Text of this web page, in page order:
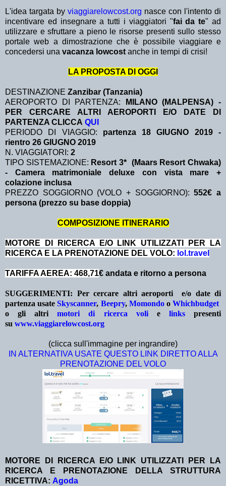
L'idea targata by viaggiarelowcost.org nasce con l'intento di
incentivare ed insegnare a tutti i viaggiatori "fai da te" ad
utilizzare e sfruttare a pieno le risorse presenti sullo stesso
portale web a dimostrazione che è possibile viaggiare e
concedersi una vacanza lowcost anche in tempi di crisi!
LA PROPOSTA DI OGGI
DESTINAZIONE Zanzibar (Tanzania)
AEROPORTO DI PARTENZA:
MILANO (MALPENSA) -
PER CERCARE ALTRI AEROPORTI E/O DATE DI
PARTENZA CLICCA QUI
PERIODO DI VIAGGIO: partenza 18 GIUGNO 2019 -
rientro 26 GIUGNO 2019
N. VIAGGIATORI: 2
TIPO SISTEMAZIONE: Resort 3* (Maars Resort Chwaka)
- Camera matrimoniale deluxe con vista mare +
colazione inclusa
PREZZO SOGGIORNO (VOLO + SOGGIORNO):552€ a
persona (prezzo su base doppia)
COMPOSIZIONE ITINERARIO
MOTORE DI RICERCA E/O LINK UTILIZZATI PER LA
RICERCA E LA PRENOTAZIONE DEL VOLO: lol.travel
TARIFFA AEREA: 468,71€ andata e ritorno a persona
SUGGERIMENTI: Per cercare altri aeroporti e/o date di
partenza usateSkyscanner, Beepry, MomondooWhichbudget
o gli altrimotori di ricerca volie linkspresenti
su www.viaggiarelowcost.org
(clicca sull'immagine per ingrandire)
IN ALTERNATIVA USATE QUESTO LINK DIRETTO ALLA
PRENOTAZIONE DEL VOLO
MOTORE DI RICERCA E/O LINK UTILIZZATI PER LA
RICERCA E PRENOTAZIONE DELLA STRUTTURA
RICETTIVA: Agoda